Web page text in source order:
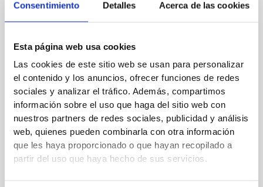
Consentimiento Detalles Acerca de las cookies
Esta página web usa cookies
Las cookies de este sitio web se usan para personalizar
el contenido y los anuncios, ofrecer funciones de redes
sociales y analizar el tráfico. Además, compartimos
información sobre el uso que haga del sitio web con
nuestros partners de redes sociales, publicidad y análisis
web, quienes pueden combinarla con otra información
que les haya proporcionado o que hayan recopilado a
partir del uso que haya hecho de sus servicios.
←Entrada anterior Entrada siguiente
Deja un comentario
Tu dirección de correo electrónico no será publicada.
campos obligatorios están marcados con*